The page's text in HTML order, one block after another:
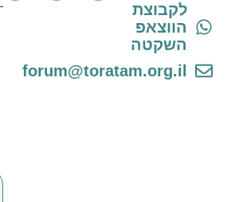
לקבוצת
הווצאפ
השקטה
forum@toratam.org.il